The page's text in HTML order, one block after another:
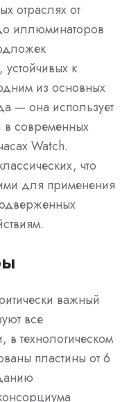
отраслях от
иллюминаторов
устойчивых к
из основных
— она использует
в современных
Watch.
что
для применения
важный
все
в технологическом
пластины от 6